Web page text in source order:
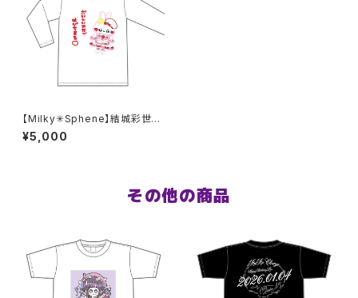
【Milky✳︎Sphene】結城彩世生
誕ロングTシャツ 2XL〜3XLサ
イズ
¥5,000
その他の商品